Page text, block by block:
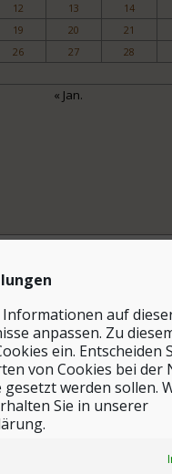
auf
anpassen. Zu
ein. Entscheiden
von Cookies bei der
werden sollen.
Sie in unserer
12 13 14
19 20 21
26 27 28
« Jan.